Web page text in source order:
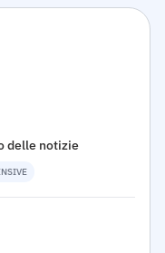
delle notizie